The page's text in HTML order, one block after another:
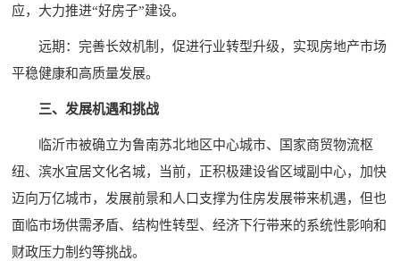
应，大力推进“好房子”建设。
远期：完善长效机制，促进行业转型升级，实现房地产市场
平稳健康和高质量发展。
三、发展机遇和挑战
临沂市被确立为鲁南苏北地区中心城市、国家商贸物流枢
纽、滨水宜居文化名城，当前，正积极建设省区域副中心，加快
迈向万亿城市，发展前景和人口支撑为住房发展带来机遇，但也
面临市场供需矛盾、结构性转型、经济下行带来的系统性影响和
财政压力制约等挑战。